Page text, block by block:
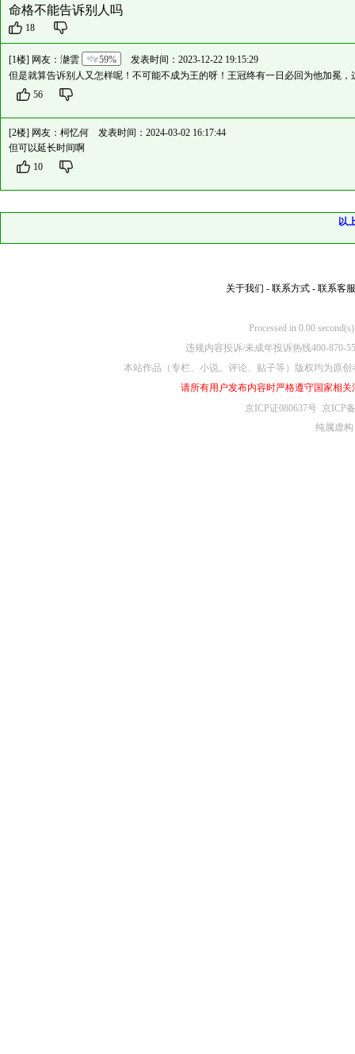
命格不能告诉别人吗
18
[1楼] 网友： 濪雲 59%
发表时间：2023-12-22 19:15:29
但是就算告诉别人又怎样呢！不可能不成为王的呀！王冠终有一日必回为他加冕，
56
[2楼] 网友： 柯忆何 发表时间：2024-03-02 16:17:44
但可以延长时间啊
10
以
关于我们 - 联系方式 - 联系客服
Processed in 0.00
违规内容投诉/未成年投诉热线400-870-
本站作品（专栏、小说、评论、贴子等）版权均为原
请所有用户发布内容时严格遵守国家相
京ICP证080637号 京ICP
纯属虚